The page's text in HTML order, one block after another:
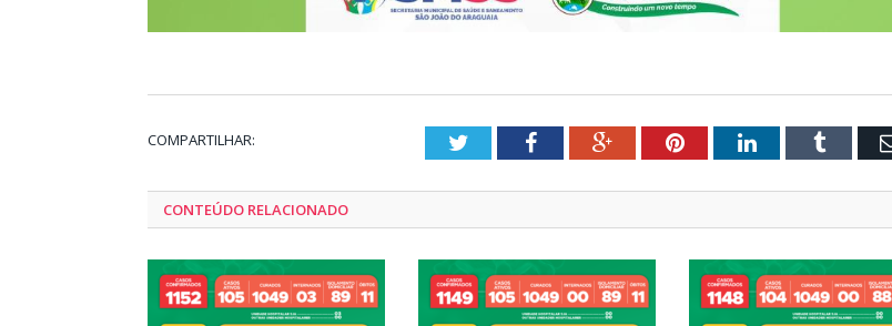
COMPARTILHAR: TwitterFacebookGoogle+PinterestLinkedInTumblr
CONTEÚDO RELACIONADO